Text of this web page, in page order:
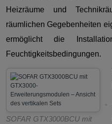
Heizräume und
räumlichen Gegebenheiten
ermöglicht die
Feuchtigkeitsbedingungen.
SOFAR GTX3000BCU mit